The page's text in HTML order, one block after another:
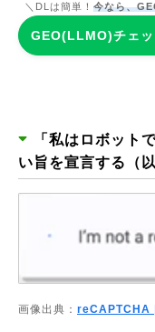
＼DLは簡単！ 今なら、
GEO(LLMO)チェッ
「私はロボット
い旨を宣言する（
画像出典： reCAPTCHA